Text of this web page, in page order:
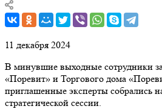
11 декабря 2024
В минувшие выходные сотрудники
«Поревит» и Торгового дома
приглашенные эксперты собрались
стратегической сессии.